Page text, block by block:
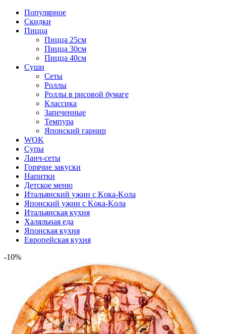
Популярное
Скидки
Пицца
Пицца 25см
Пицца 30см
Пицца 40см
Суши
Сеты
Роллы
Роллы в рисовой бумаге
Классика
Запеченные
Темпура
Японский гарнир
WOK
Супы
Ланч-сеты
Горячие закуски
Напитки
Детское меню
Итальянский ужин с Kока-Kола
Японский ужин с Kока-Kола
Итальянская кухня
Халяльная еда
Японская кухня
Европейская кухня
-10%